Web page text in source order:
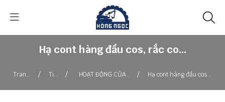
Hạ cont hàng đầu cos, rắc co…
Trang / Tin / HOẠT ĐỘNG CỦA / Hạ cont hàng đầu cos,